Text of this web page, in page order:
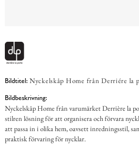
Bildtitel: Nyckelskåp Home från Derriére la
Bildbeskrivning:
Nyckelskåp Home från varumärket Derrière la
stilren lösning för att organisera och förvara
att passa in i olika hem, oavsett inredningsstil,
praktisk förvaring för nycklar.